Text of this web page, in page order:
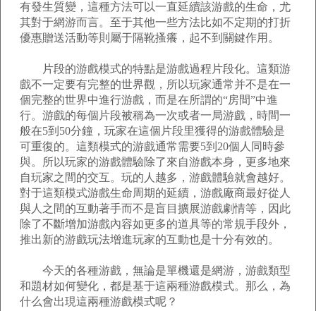
有發生質變，這種方法可以一直延續該游戲的生命，尤
其對于網游而言。至于其他一些方法比如不定期的打折
優惠贈送活動等則屬于隔靴搔癢，起不到關鍵作用。
片段的游戲模式的特點是游戲過程片段化。這類游
戲不一定要有完整的世界觀，所以玩家通常并不是在一
個完整的世界中進行游戲，而是在所謂的“房間”中進
行。游戲的每個片段被稱為一次或者一局游戲，時間一
般在5到50分鐘，玩家在這個片段里獲得的游戲體驗是
可重復的。這類模式的游戲通常需要5到20個人同時參
與。所以玩家的游戲體驗除了來自游戲本身，更多地來
自玩家之間的交互。玩的人越多，游戲體驗就會越好。
對于這類模式游戲生命周期的延續，游戲廠商最好從人
與人之間的互動著手而不是盲目擴展游戲劇情等，因此
除了不斷增加游戲內容如更多的道具等的常規手段外，
推出新的游戲玩法增進玩家的互動也是十分有效的。
今天的各種游戲，無論是單機還是網游，游戲類型
和題材如何變化，都是基于這兩種游戲模式。那么，為
什么會出現這兩種游戲模式呢？